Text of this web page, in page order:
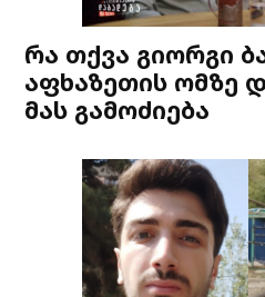
რა თქვა გიორგი
აფხაზეთის ომზე
მას გამოძიება